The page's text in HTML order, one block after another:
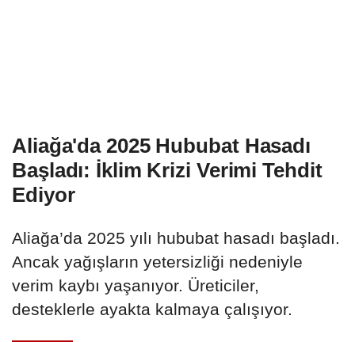
Aliağa'da 2025 Hububat Hasadı
Başladı: İklim Krizi Verimi Tehdit
Ediyor
Aliağa’da 2025 yılı hububat hasadı başladı.
Ancak yağışların yetersizliği nedeniyle
verim kaybı yaşanıyor. Üreticiler,
desteklerle ayakta kalmaya çalışıyor.